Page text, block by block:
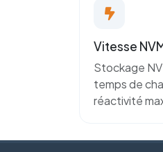
Vitesse
Stockage
temps de
réactivité